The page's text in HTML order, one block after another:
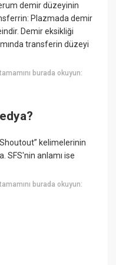
demir düzeyinin
Plazmada demir
Demir eksikliği
transferin düzeyi
burada okuyun:
kelimelerinin
SFS'nin anlamı ise
burada okuyun: